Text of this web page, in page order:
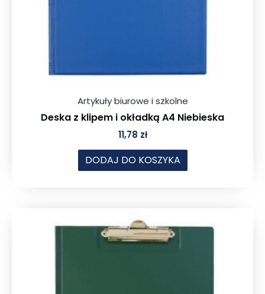
Artykuły biurowe i szkolne
Deska z klipem i okładką A4 Niebieska
11,78 zł
DODAJ DO KOSZYKA